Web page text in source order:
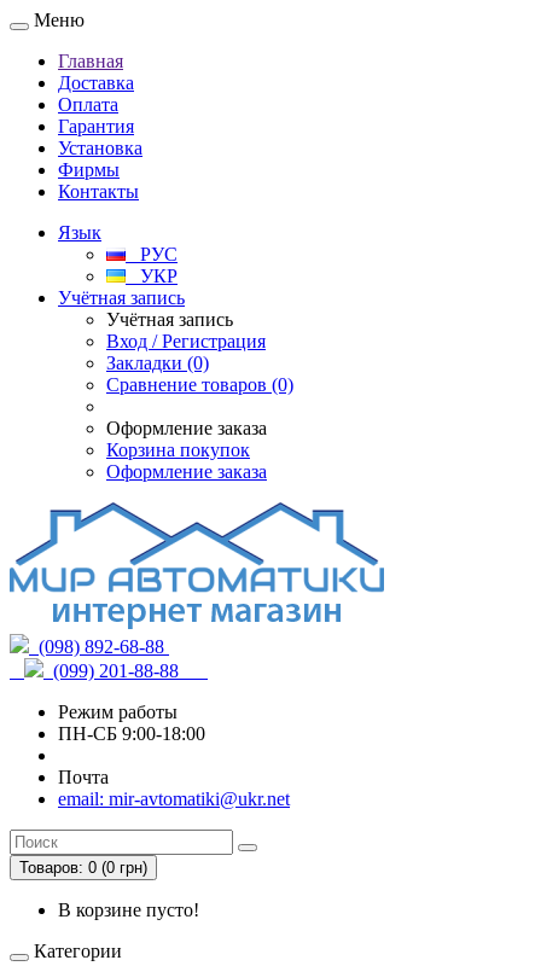
Меню
Главная
Доставка
Оплата
Гарантия
Установка
Фирмы
Контакты
Язык
РУС
УКР
Учётная запись
Учётная запись
Вход / Регистрация
Закладки (0)
Сравнение товаров (0)
Оформление заказа
Корзина покупок
Оформление заказа
(098) 892-68-88
(099) 201-88-88
Режим работы
ПН-СБ 9:00-18:00
Почта
email: mir-avtomatiki@ukr.net
Товаров: 0 (0 грн)
В корзине пусто!
Категории